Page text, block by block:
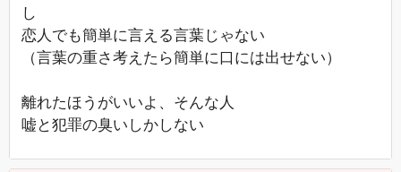
し
恋人でも簡単に言える言葉じゃない
（言葉の重さ考えたら簡単に口には出せない）
離れたほうがいいよ、そんな人
嘘と犯罪の臭いしかしない